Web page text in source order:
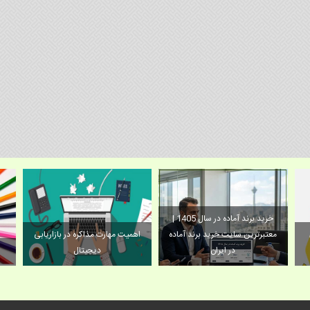
اهمیت مهارت مذاکره در بازاریابی
دیجیتال
خرید برند آماده در سال 1405 |
معتبرترین سایت خرید برند آماده
در ایران